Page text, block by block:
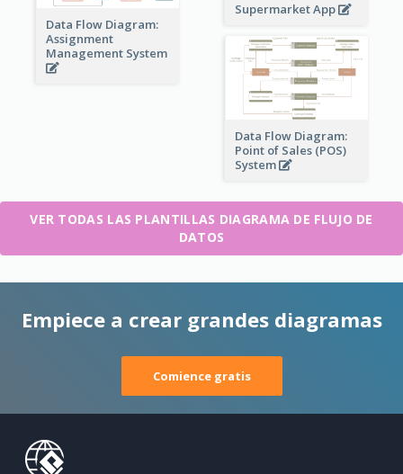
Supermarket App
Data Flow Diagram:
Assignment
Management System
Data Flow Diagram:
Point of Sales (POS)
System
VER TODAS LAS PLANTILLAS DIAGRAMA DE FLUJO DE
DATOS
Empiece a crear grandes diagramas
Comience gratis